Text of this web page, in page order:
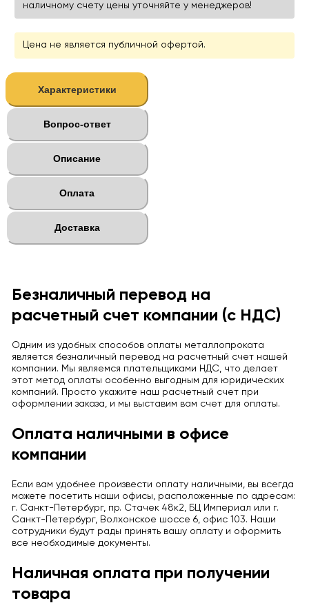
наличному счету цены уточняйте у менеджеров!
Цена не является публичной офертой.
Характеристики
Вопрос-ответ
Описание
Оплата
Доставка
Безналичный перевод на
расчетный счет компании (с НДС)
Одним из удобных способов оплаты металлопроката
является безналичный перевод на расчетный счет нашей
компании. Мы являемся плательщиками НДС, что делает
этот метод оплаты особенно выгодным для юридических
компаний. Просто укажите наш расчетный счет при
оформлении заказа, и мы выставим вам счет для оплаты.
Оплата наличными в офисе
компании
Если вам удобнее произвести оплату наличными, вы всегда
можете посетить наши офисы, расположенные по адресам:
г. Санкт-Петербург, пр. Стачек 48к2, БЦ Империал или г.
Санкт-Петербург, Волхонское шоссе 6, офис 103. Наши
сотрудники будут рады принять вашу оплату и оформить
все необходимые документы.
Наличная оплата при получении
товара